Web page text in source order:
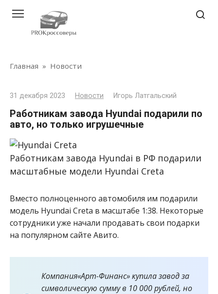
контенту
Главная » Новости
31 декабря 2023 Новости Игорь Латгальский
Работникам завода Hyundai подарили по
авто, но только игрушечные
Работникам завода Hyundai в РФ подарили
масштабные модели Hyundai Creta
Вместо полноценного автомобиля им подарили
модель Hyundai Creta в масштабе 1:38. Некоторые
сотрудники уже начали продавать свои подарки
на популярном сайте Авито.
Компания«Арт-Финанс» купила завод за
символическую сумму в 10 000 рублей, но